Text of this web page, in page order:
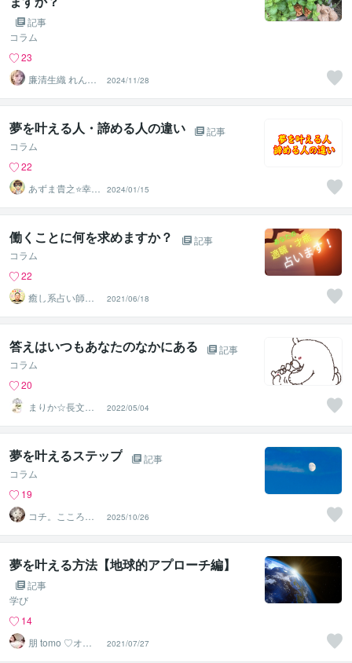
記事
コラム
23
廉清生織 れんせ
い さき
2024/11/28
夢を叶える人・諦める人の違い
記事
コラム
22
あずま貴之⭐幸せ
自分軸の生き方
育成コーチ
2024/01/15
働くことに何を求めますか？
記事
コラム
22
癒し系占い師
まるタロー
2021/06/18
答えはいつもあなたのなかにある
記事
コラム
20
まりか☆長文歓
迎！HSPの休憩
所
2022/05/04
夢を叶えるステップ
記事
コラム
19
コチ。こころの
庭
2025/10/26
夢を叶える方法【地球的アプローチ編】
記事
学び
14
朋 tomo ♡オラ
クルカードリー
2021/07/27